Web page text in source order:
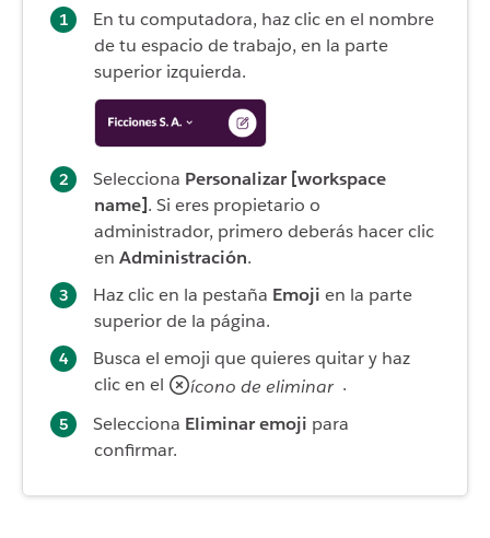
En tu computadora, haz clic en el nombre
de tu espacio de trabajo, en la parte
superior izquierda.
Selecciona Personalizar [workspace
name]. Si eres propietario o
administrador, primero deberás hacer clic
en Administración.
Haz clic en la pestaña Emoji en la parte
superior de la página.
Busca el emoji que quieres quitar y haz
clic en el
ícono de eliminar .
Selecciona Eliminar emoji para
confirmar.